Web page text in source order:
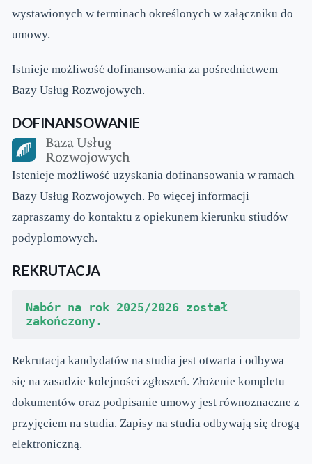
wystawionych w terminach określonych w załączniku do
umowy.
Istnieje możliwość dofinansowania za pośrednictwem
Bazy Usług Rozwojowych.
DOFINANSOWANIE
Istenieje możliwość uzyskania dofinansowania w ramach
Bazy Usług Rozwojowych. Po więcej informacji
zapraszamy do kontaktu z opiekunem kierunku stiudów
podyplomowych.
REKRUTACJA
Nabór na rok 2025/2026 został
zakończony.
Rekrutacja kandydatów na studia jest otwarta i odbywa
się na zasadzie kolejności zgłoszeń. Złożenie kompletu
dokumentów oraz podpisanie umowy jest równoznaczne z
przyjęciem na studia. Zapisy na studia odbywają się drogą
elektroniczną.